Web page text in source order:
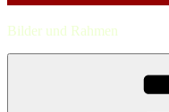
Bilder und Rahmen